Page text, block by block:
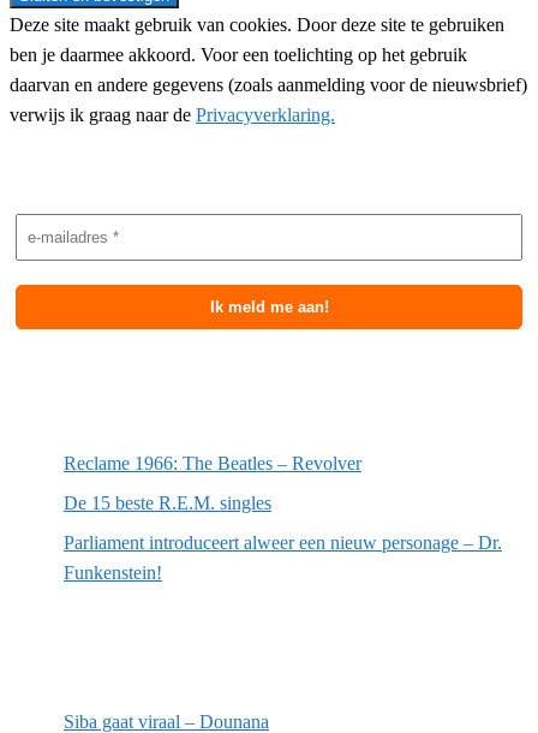
Deze site maakt gebruik van cookies. Door deze site te gebruiken
ben je daarmee akkoord. Voor een toelichting op het gebruik
daarvan en andere gegevens (zoals aanmelding voor de nieuwsbrief)
verwijs ik graag naar de Privacyverklaring.
Reclame 1966: The Beatles – Revolver
De 15 beste R.E.M. singles
Parliament introduceert alweer een nieuw personage – Dr.
Funkenstein!
Siba gaat viraal – Dounana